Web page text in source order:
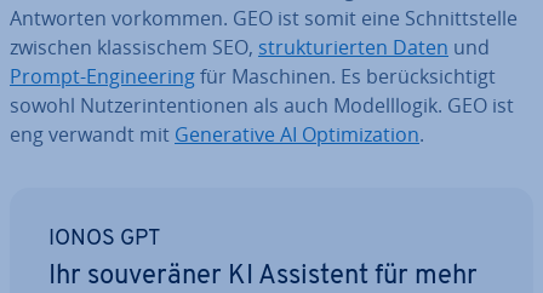
Antworten vorkommen. GEO ist somit eine Schnitt­stel­le
zwischen klas­si­schem SEO, struk­tu­rier­ten Daten und
Prompt-En­gi­nee­ringfür Maschinen. Es be­rück­sich­tigt
sowohl Nut­zer­inten­tio­nen als auch Mo­dell­lo­gik. GEO ist
eng verwandt mit Ge­ne­ra­ti­ve AI Op­ti­miza­ti­on.
IONOS GPT
Ihr sou­ve­rä­ner KI Assistent für mehr